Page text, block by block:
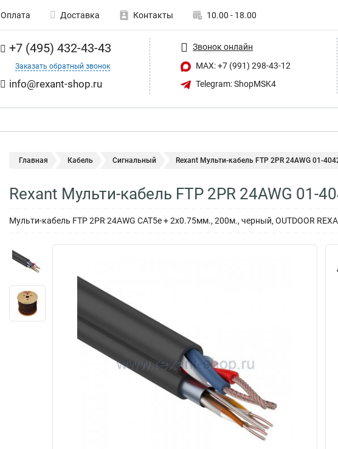
Оплата Доставка Контакты 10.00 - 18.00
+7 (495) 432-43-43
Заказать обратный звонок
info@rexant-shop.ru
Звонок онлайн
MAX: +7 (991) 298-43-12
Telegram: ShopMSK4
Главная Кабель Сигнальный Rexant Мульти-кабель FTP 2PR 24AWG 01-
Rexant Мульти-кабель FTP 2PR 24AWG 01-
Мульти-кабель FTP 2PR 24AWG CAT5e + 2х0.75мм., 200м., черный, OUTDOOR